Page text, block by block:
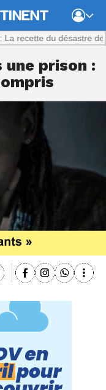
du désastre des
une prison :